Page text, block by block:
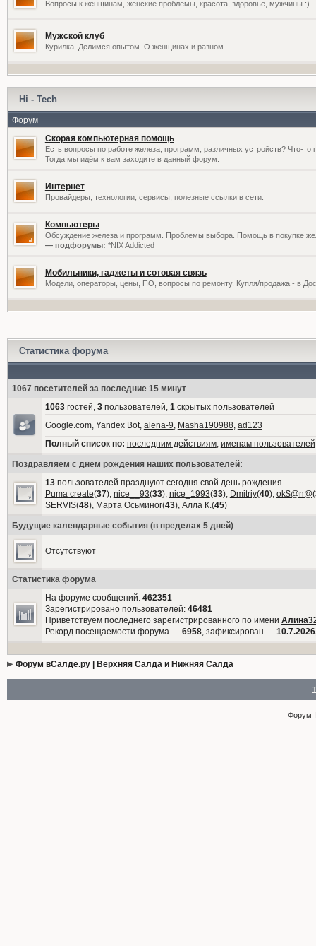
Вопросы к женщинам, женские проблемы, красота, здоровье, мужчины :)
Мужской клуб
Курилка. Делимся опытом. О женщинах и разном.
Hi - Tech
Форум
Скорая компьютерная помощь
Есть вопросы по работе железа, программ, различных устройств? Что-то
Тогдамы идём к вамзаходите в данный форум.
Интернет
Провайдеры, технологии, сервисы, полезные ссылки в сети.
Компьютеры
Обсуждение железа и программ. Проблемы выбора. Помощь в покупке
— подфорумы: *NIX Addicted
Мобильники, гаджеты и сотовая связь
Модели, операторы, цены, ПО, вопросы по ремонту. Купля/продажа - в
Статистика форума
1067 посетителей за последние 15 минут
1063гостей, 3пользователей, 1скрытых пользователей
Google.com, Yandex Bot, alena-9, Masha190988, ad123
Полный список по: последним действиям, именам пользователей
Поздравляем с днем рождения наших пользователей:
13пользователей празднуют сегодня свой день рождения
Puma create(37), nice__93(33), nice_1993(33), Dmitriy(40), ok$@n@(
SERVIS(48), Марта Осьминог(43), Алла К.(45)
Будущие календарные события (в пределах 5 дней)
Отсутствуют
Статистика форума
На форуме сообщений: 462351
Зарегистрировано пользователей: 46481
Приветствуем последнего зарегистрированного по имени
Рекорд посещаемости форума — 6958, зафиксирован —
Форум вСалде.ру | Верхняя Салда и Нижняя Салда
Форум